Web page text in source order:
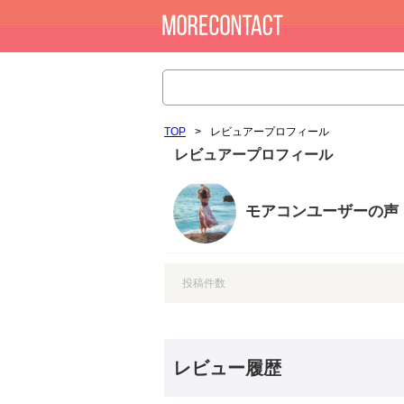
TOP > レビュアープロフィール
レビュアープロフィール
モアコンユーザーの声
投稿件数
レビュー履歴